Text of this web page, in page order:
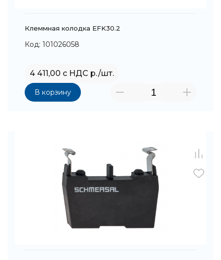
Клеммная колодка EFK30.2
Код: 101026058
4 411,00 с НДС р./шт.
В корзину